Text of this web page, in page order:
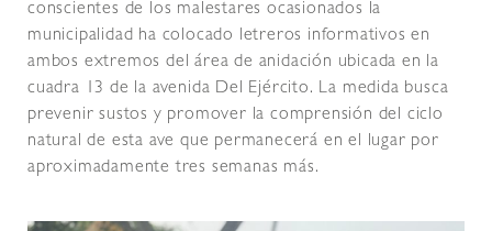
conscientes de los malestares ocasionados la
municipalidad ha colocado letreros informativos en
ambos extremos del área de anidación ubicada en la
cuadra 13 de la avenida Del Ejército. La medida busca
prevenir sustos y promover la comprensión del ciclo
natural de esta ave que permanecerá en el lugar por
aproximadamente tres semanas más.